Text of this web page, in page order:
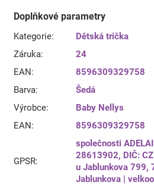
Doplňkové parametry
Kategorie:
Dětská trička
Záruka:
24
EAN:
8596309329758
Barva:
Šedá
Výrobce:
Baby Nellys
EAN: 8596309329758
GPSR:
společnosti
28613902, DIČ:
u Jablunkova 799,
Jablunkova |